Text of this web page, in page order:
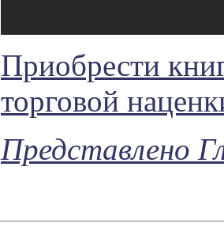
Приобрести
торговой
Представлено